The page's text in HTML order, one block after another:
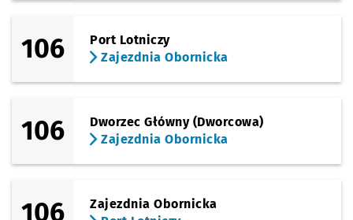
106
Port Lotniczy
Zajezdnia Obornicka
106
Dworzec Główny (Dworcowa)
Zajezdnia Obornicka
106
Zajezdnia Obornicka